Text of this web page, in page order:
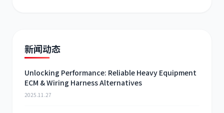
新闻动态
Unlocking Performance: Reliable Heavy Equipment
ECM & Wiring Harness Alternatives
2025.11.27